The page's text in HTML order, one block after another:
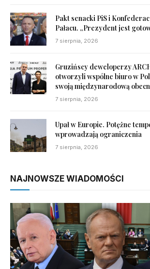
Pakt senacki PiS i
Pałacu. „Prezydent jest
7 sierpnia, 2026
Gruzińscy deweloperzy
otworzyli wspólne biuro w
swoją międzynarodową
7 sierpnia, 2026
Upał w Europie. Potężne
wprowadzają ograniczenia
7 sierpnia, 2026
NAJNOWSZE WIADOMOŚCI